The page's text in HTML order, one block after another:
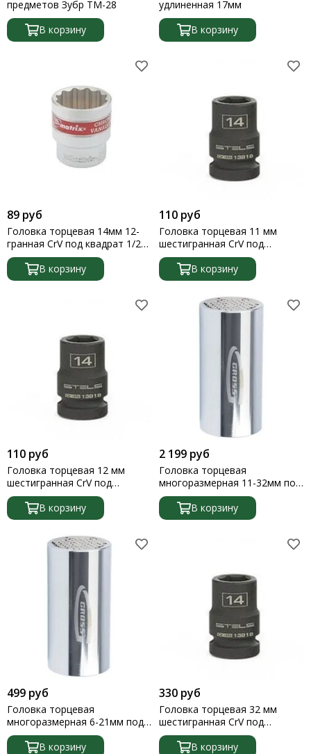
предметов Зубр ТМ-28
В корзину
удлиненная 17мм
В корзину
89 руб
Головка торцевая 14мм 12-
гранная CrV под квадрат 1/2
хромир. Matrix
В корзину
110 руб
Головка торцевая 11 мм
шестигранная CrV под
квадрат 1/2 Stels
В корзину
110 руб
Головка торцевая 12 мм
шестигранная CrV под
квадрат 1/2 Stels
В корзину
2 199 руб
Головка торцевая
многоразмерная 11-32мм под
квадрат 1/2 CrV хромир. Gross
В корзину
499 руб
Головка торцевая
многоразмерная 6-21мм под
квадрат 3/8 CrV хромир. Gross
В корзину
330 руб
Головка торцевая 32 мм
шестигранная CrV под
квадрат 1/2 Stels
В корзину